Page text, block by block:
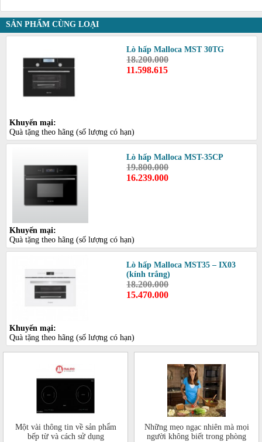
SẢN PHẨM CÙNG LOẠI
Lò hấp Malloca MST 30TG
18.200.000
11.598.615
Khuyến mại:
Quà tặng theo hãng (số lượng có hạn)
Lò hấp Malloca MST-35CP
19.800.000
16.239.000
Khuyến mại:
Quà tặng theo hãng (số lượng có hạn)
Lò hấp Malloca MST35 – IX03
(kính trắng)
18.200.000
15.470.000
Khuyến mại:
Quà tặng theo hãng (số lượng có hạn)
Một vài thông tin về sản phẩm
bếp từ và cách sử dụng
Những mẹo ngạc nhiên mà mọi
người không biết trong phòng